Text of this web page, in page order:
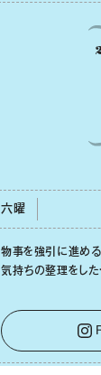
六曜
物事を強引に進める
気持ちの整理をし
も焦らないで。意思
⾃⾝や疲れていそ
使いましょう。ここ
え、困難を乗り越え